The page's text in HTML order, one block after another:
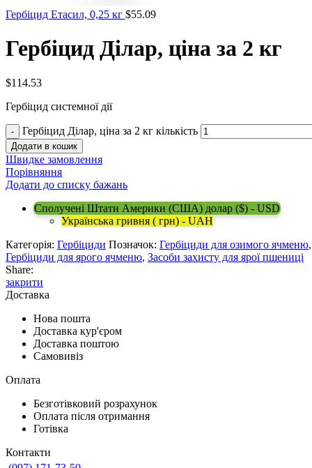
Гербіцид Етасил, 0,25 кг $55.09
Гербіцид Ділар, ціна за 2 кг
$114.53
Гербіцид системної дії
Гербіцид Ділар, ціна за 2 кг кількість
Додати в кошик
Швидке замовлення
Порівняння
Додати до списку бажань
Сполучені Штати Америки (США) долар ($) - USD
Українська гривня ( грн) - UAH
Категорія: Гербіциди Позначок: Гербіциди для озимого ячменю
Гербіциди для ярого ячменю, Засоби захисту для ярої пшениці
Share:
закрити
Доставка
Нова пошта
Доставка кур'єром
Доставка поштою
Самовивіз
Оплата
Безготівковий розрахунок
Оплата після отримання
Готівка
Контакти